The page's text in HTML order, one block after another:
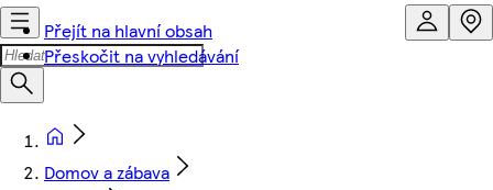
Přejít na hlavní obsah
Přeskočit na vyhledávání
Domov a zábava